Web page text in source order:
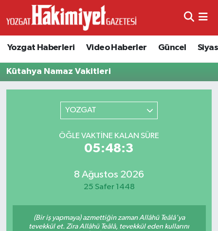
Yozgat Haberleri Video Haberler Güncel
Kütahya Namaz Vakitleri
YOZGAT
ÖĞLE VAKTINE KALAN SÜRE
05:48:3
8 Ağustos 2026
25 Safer 1448
(Bir iş yapmaya) azmettiğin zaman Allâhü Teâlâ'ya
tevekkül et. Zira Allâhü Teâlâ, tevekkül eden kullarını